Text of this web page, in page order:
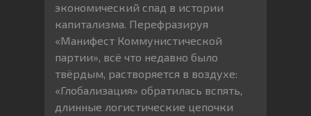
экономический спад в истории
капитализма. Перефразируя
«Манифест Коммунистической
партии», всё что недавно было
твёрдым, растворяется в воздухе:
«Глобализация» обратилась вспять,
длинные логистические цепочки